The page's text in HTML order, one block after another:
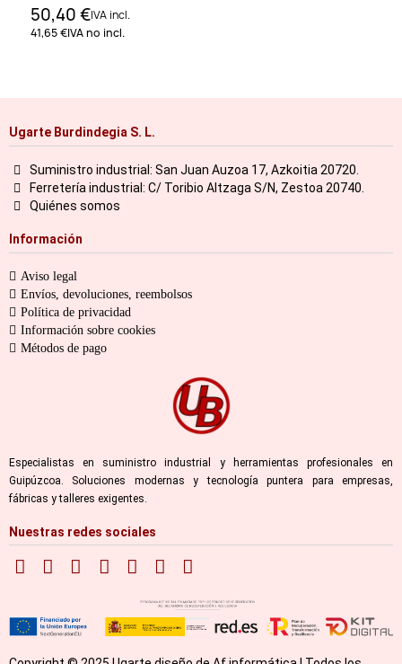
50,40 €IVA incl.
41,65 €IVA no incl.
Ugarte Burdindegia S. L.
Suministro industrial: San Juan Auzoa 17, Azkoitia 20720.
Ferretería industrial: C/ Toribio Altzaga S/N, Zestoa 20740.
Quiénes somos
Información
Aviso legal
Envíos, devoluciones, reembolsos
Política de privacidad
Información sobre cookies
Métodos de pago
Especialistas en suministro industrial y herramientas profesionales en
Guipúzcoa. Soluciones modernas y tecnología puntera para empresas,
fábricas y talleres exigentes.
Nuestras redes sociales